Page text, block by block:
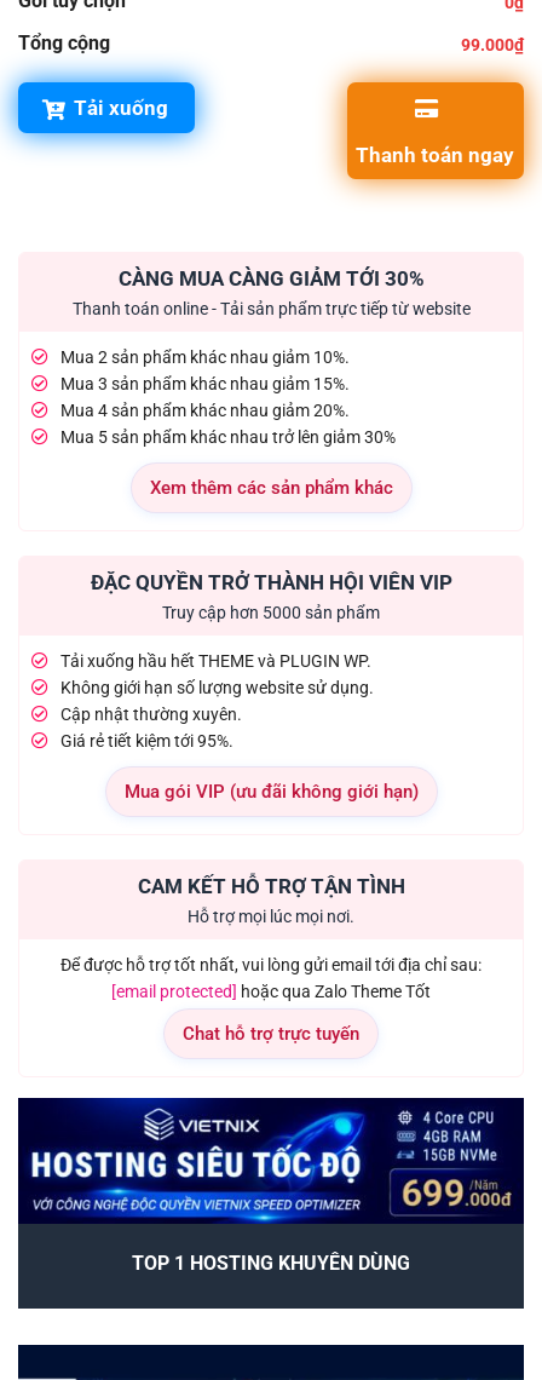
Tổng cộng 99.000₫
Tải xuống
Thanh toán ngay
CÀNG MUA CÀNG GIẢM TỚI 30%
Thanh toán online - Tải sản phẩm trực tiếp từ website
Mua 2 sản phẩm khác nhau giảm 10%.
Mua 3 sản phẩm khác nhau giảm 15%.
Mua 4 sản phẩm khác nhau giảm 20%.
Mua 5 sản phẩm khác nhau trở lên giảm 30%
Xem thêm các sản phẩm khác
ĐẶC QUYỀN TRỞ THÀNH HỘI VIÊN VIP
Truy cập hơn 5000 sản phẩm
Tải xuống hầu hết THEME và PLUGIN WP.
Không giới hạn số lượng website sử dụng.
Cập nhật thường xuyên.
Giá rẻ tiết kiệm tới 95%.
Mua gói VIP (ưu đãi không giới hạn)
CAM KẾT HỖ TRỢ TẬN TÌNH
Hỗ trợ mọi lúc mọi nơi.
Để được hỗ trợ tốt nhất, vui lòng gửi email tới địa chỉ sau:
[email protected] hoặc qua Zalo Theme Tốt
Chat hỗ trợ trực tuyến
TOP 1 HOSTING KHUYÊN DÙNG